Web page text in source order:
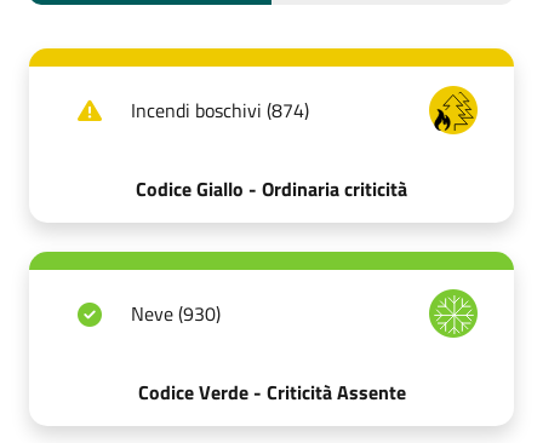
Incendi boschivi (874)
Codice Giallo - Ordinaria criticità
Neve (930)
Codice Verde - Criticità Assente